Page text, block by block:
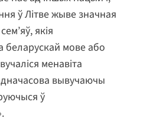
ў Літве жыве значная
якія
беларускай мове або
менавіта
вывучаючы
ў